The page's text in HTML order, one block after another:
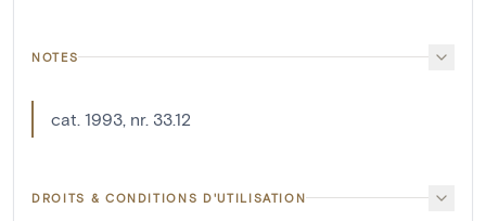
NOTES
cat. 1993, nr. 33.12
DROITS & CONDITIONS D'UTILISATION